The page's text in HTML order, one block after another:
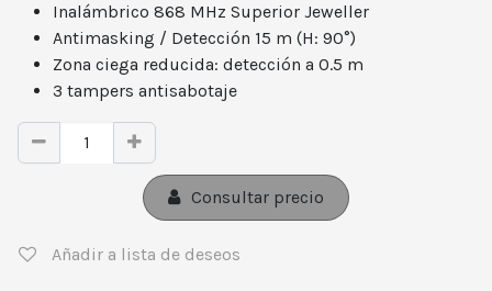
Inalámbrico 868 MHz Superior Jeweller
Antimasking / Detección 15 m (H: 90°)
Zona ciega reducida: detección a 0.5 m
3 tampers antisabotaje
Consultar precio
Añadir a lista de deseos